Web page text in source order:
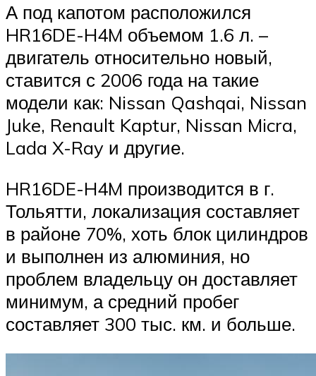
А под капотом расположился
HR16DE-H4M объемом 1.6 л. –
двигатель относительно новый,
ставится с 2006 года на такие
модели как: Nissan Qashqai, Nissan
Juke, Renault Kaptur, Nissan Micra,
Lada X-Ray и другие.
HR16DE-H4M производится в г.
Тольятти, локализация составляет
в районе 70%, хоть блок цилиндров
и выполнен из алюминия, но
проблем владельцу он доставляет
минимум, а средний пробег
составляет 300 тыс. км. и больше.